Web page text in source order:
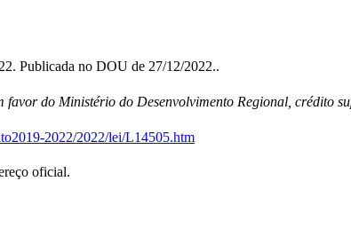
Publicada no DOU de 27/12/2022..
do Ministério do Desenvolvimento Regional, crédito
2022/2022/lei/L14505.htm
oficial.